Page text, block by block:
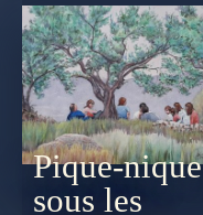
Pique-nique
sous les